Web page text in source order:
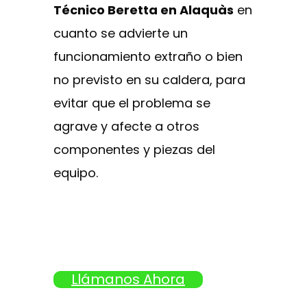
Técnico Beretta en Alaquàs en
cuanto se advierte un
funcionamiento extraño o bien
no previsto en su caldera, para
evitar que el problema se
agrave y afecte a otros
componentes y piezas del
equipo.
Llámanos Ahora